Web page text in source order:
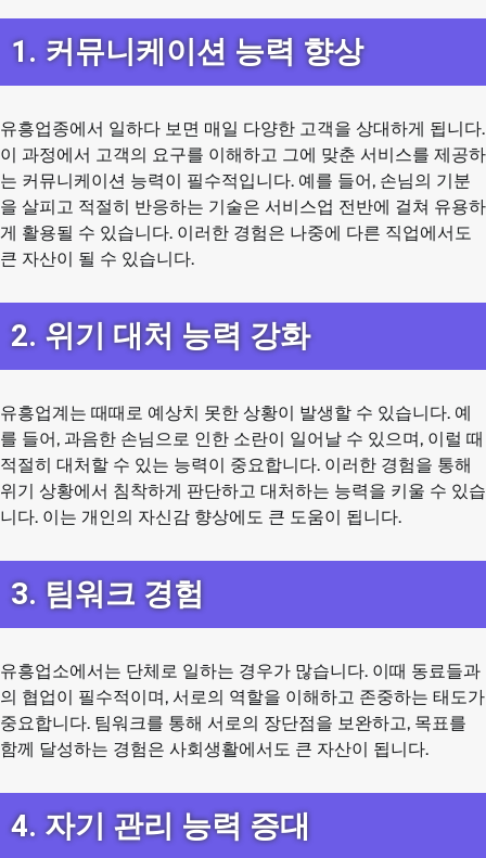
1. 커뮤니케이션 능력 향상
유흥업종에서 일하다 보면 매일 다양한 고객을 상대하게 됩니다.
이 과정에서 고객의 요구를 이해하고 그에 맞춘 서비스를 제공하
는 커뮤니케이션 능력이 필수적입니다. 예를 들어, 손님의 기분
을 살피고 적절히 반응하는 기술은 서비스업 전반에 걸쳐 유용하
게 활용될 수 있습니다. 이러한 경험은 나중에 다른 직업에서도
큰 자산이 될 수 있습니다.
2. 위기 대처 능력 강화
유흥업계는 때때로 예상치 못한 상황이 발생할 수 있습니다. 예
를 들어, 과음한 손님으로 인한 소란이 일어날 수 있으며, 이럴 때
적절히 대처할 수 있는 능력이 중요합니다. 이러한 경험을 통해
위기 상황에서 침착하게 판단하고 대처하는 능력을 키울 수 있습
니다. 이는 개인의 자신감 향상에도 큰 도움이 됩니다.
3. 팀워크 경험
유흥업소에서는 단체로 일하는 경우가 많습니다. 이때 동료들과
의 협업이 필수적이며, 서로의 역할을 이해하고 존중하는 태도가
중요합니다. 팀워크를 통해 서로의 장단점을 보완하고, 목표를
함께 달성하는 경험은 사회생활에서도 큰 자산이 됩니다.
4. 자기 관리 능력 증대